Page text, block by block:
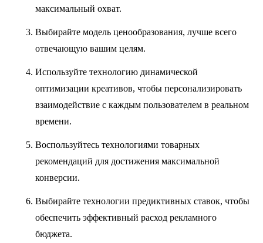
максимальный охват.
Выбирайте модель ценообразования, лучше всего
отвечающую вашим целям.
Используйте технологию динамической
оптимизации креативов, чтобы персонализировать
взаимодействие с каждым пользователем в реальном
времени.
Воспользуйтесь технологиями товарных
рекомендаций для достижения максимальной
конверсии.
Выбирайте технологии предиктивных ставок, чтобы
обеспечить эффективный расход рекламного
бюджета.